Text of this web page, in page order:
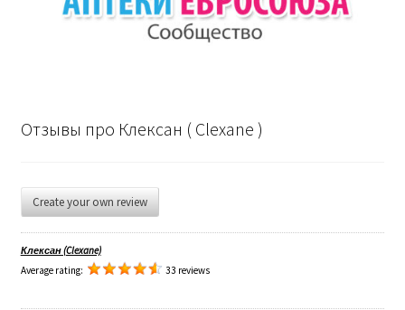
Отзывы про Клексан ( Clexane )
Create your own review
Клексан (Clexane)
Average rating:
33 reviews